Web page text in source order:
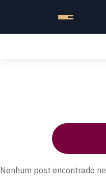
Nenhum post encontrado